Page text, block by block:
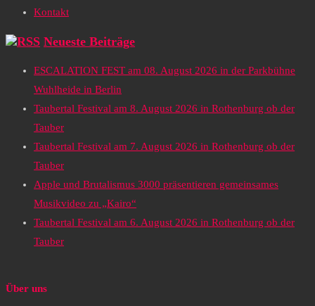
Kontakt
Neueste Beiträge
ESCALATION FEST am 08. August 2026 in der Parkbühne
Wuhlheide in Berlin
Taubertal Festival am 8. August 2026 in Rothenburg ob der
Tauber
Taubertal Festival am 7. August 2026 in Rothenburg ob der
Tauber
Apple und Brutalismus 3000 präsentieren gemeinsames
Musikvideo zu „Kairo“
Taubertal Festival am 6. August 2026 in Rothenburg ob der
Tauber
Über uns